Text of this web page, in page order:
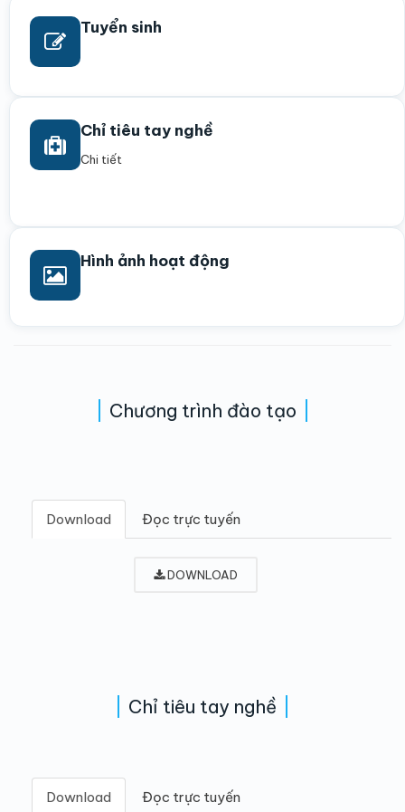
Tuyển sinh
Chỉ tiêu tay nghề
Chi tiết
Hình ảnh hoạt động
Chương trình đào tạo
Download Đọc trực tuyến
DOWNLOAD
Chỉ tiêu tay nghề
Download Đọc trực tuyến